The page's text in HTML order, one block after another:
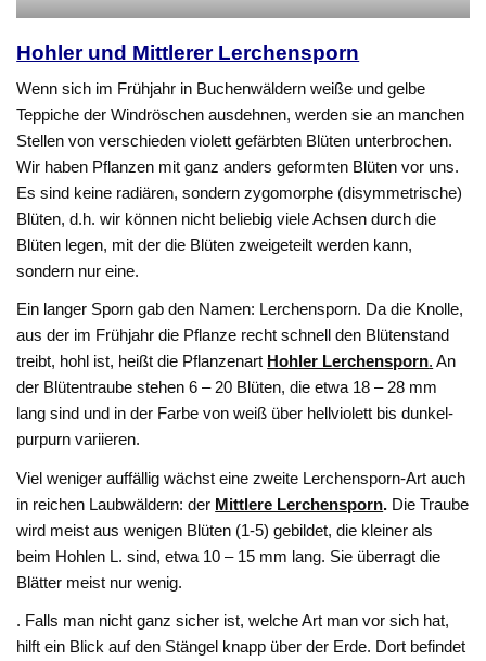
Hohler und Mittlerer Lerchensporn
Wenn sich im Frühjahr in Buchenwäldern weiße und gelbe
Teppiche der Windröschen ausdehnen, werden sie an manchen
Stellen von verschieden violett gefärbten Blüten unterbrochen.
Wir haben Pflanzen mit ganz anders geformten Blüten vor uns.
Es sind keine radiären, sondern zygomorphe (disymmetrische)
Blüten, d.h. wir können nicht beliebig viele Achsen durch die
Blüten legen, mit der die Blüten zweigeteilt werden kann,
sondern nur eine.
Ein langer Sporn gab den Namen: Lerchensporn. Da die Knolle,
aus der im Frühjahr die Pflanze recht schnell den Blütenstand
treibt, hohl ist, heißt die Pflanzenart Hohler Lerchensporn. An
der Blütentraube stehen 6 – 20 Blüten, die etwa 18 – 28 mm
lang sind und in der Farbe von weiß über hellviolett bis dunkel-
purpurn variieren.
Viel weniger auffällig wächst eine zweite Lerchensporn-Art auch
in reichen Laubwäldern: der Mittlere Lerchensporn. Die Traube
wird meist aus wenigen Blüten (1-5) gebildet, die kleiner als
beim Hohlen L. sind, etwa 10 – 15 mm lang. Sie überragt die
Blätter meist nur wenig.
. Falls man nicht ganz sicher ist, welche Art man vor sich hat,
hilft ein Blick auf den Stängel knapp über der Erde. Dort befindet